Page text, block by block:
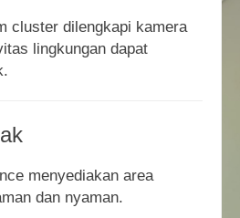
cluster dilengkapi kamera
lingkungan dapat
menyediakan area
dan nyaman.